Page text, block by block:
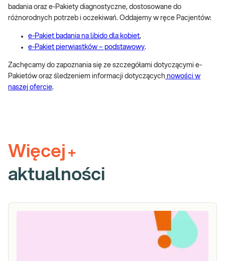
badania oraz e-Pakiety diagnostyczne, dostosowane do
różnorodnych potrzeb i oczekiwań. Oddajemy w ręce Pacjentów:
e-Pakiet badania na libido dla kobiet,
e-Pakiet pierwiastków – podstawowy.
Zachęcamy do zapoznania się ze szczegółami dotyczącymi e-
Pakietów oraz śledzeniem informacji dotyczących nowości w
naszej ofercie.
Więcej +
aktualności